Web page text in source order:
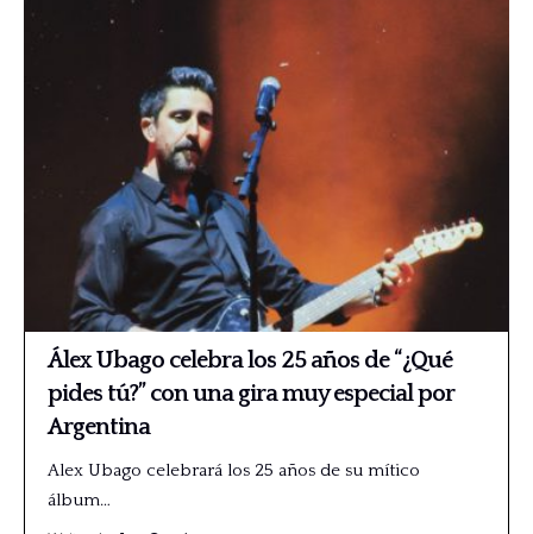
Álex Ubago celebra los 25 años de “¿Qué
pides tú?” con una gira muy especial por
Argentina
Alex Ubago celebrará los 25 años de su mítico
álbum…